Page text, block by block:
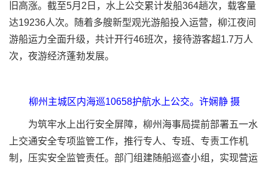
旧高涨。截至5月2日，水上公交累计发船364趟次，载客量
达19236人次。随着多艘新型观光游船投入运营，柳江夜间
游船运力全面升级，共计开行46班次，接待游客超1.7万人
次，夜游经济蓬勃发展。
柳州主城区内海巡10658护航水上公交。许娴静 摄
为筑牢水上出行安全屏障，柳州海事局提前部署五一水
上交通安全专项监管工作，推行专人、专班、专责工作机
制，压实安全监管责任。部门组建随船巡查小组，实现营运